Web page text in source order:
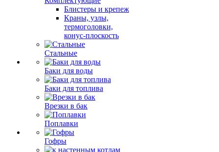
Блистеры и крепеж
Краны, узлы,
термоголовки,
конус-плоскость
Стальные
Баки для воды
Баки для топлива
Врезки в бак
Поплавки
Гофры